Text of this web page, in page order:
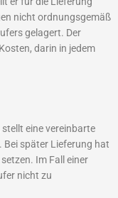
nicht ordnungsgemäß
gelagert. Der
darin in jedem
eine vereinbarte
Bei später Lieferung hat
Im Fall einer
nicht zu